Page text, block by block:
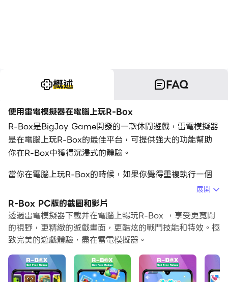
概述 FAQ
使用雷電模擬器在電腦上玩R-Box
R-Box是BigJoy Game開發的一款休閒遊戲，雷電模擬器
是在電腦上玩R-Box的最佳平台，可提供強大的功能幫助
你在R-Box中獲得沉浸式的體驗。
當你在電腦上玩R-Box的時候，如果你覺得重複執行一個
動作或任務很費時間很無聊，別擔心，巨集指令功能可以幫
你解決你的煩惱！你只需要點擊螢幕記錄功能來記錄你的操
作，然後把它留給巨集指令來解決。巨集指令功能完全自動
化您的操作，讓您以最少的努力輕鬆贏得遊戲！！現在就開
始在電腦上下載和玩R-Box吧！
There are various exciting events and games
waiting for you in R-Box !
展開
R-Box PC版的截圖和影片
透過雷電模擬器下載并在電腦上暢玩R-Box ，享受更寬闊
的視野，更精緻的遊戲畫面，更酷炫的戰鬥技能和特效。極
致完美的遊戲體驗，盡在雷電模擬器。